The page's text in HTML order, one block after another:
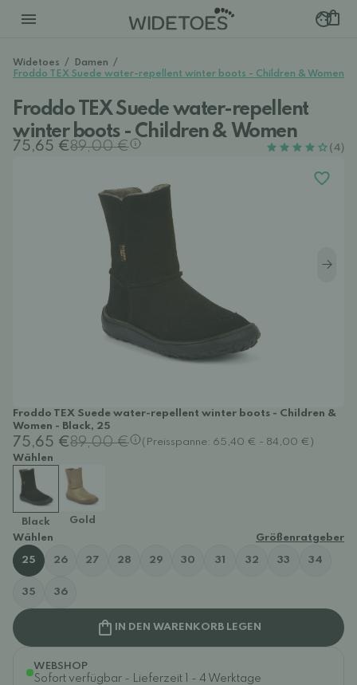
Widetoes / Damen /
Froddo TEX Suede water-repellent winter boots - Children & Women
Froddo TEX Suede water-repellent
winter boots - Children & Women
75,65 €89,00 € (4)
Froddo TEX Suede water-repellent winter boots - Children &
Women - Black, 25
75,65 €89,00 €
(Preisspanne: 65,40 € - 84,00 €)
Wählen
Black
Gold
Wählen
Größenratgeber
25 26 27 28 29 30 31 32 33 34
35 36
IN DEN WARENKORB LEGEN
WEBSHOP
Sofort verfügbar - Lieferzeit 1 - 4 Werktage